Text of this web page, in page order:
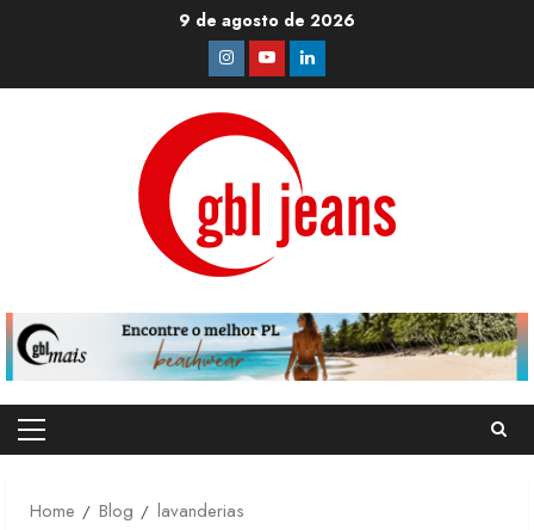
9 de agosto de 2026
Instagram
YoutubeLinkedin
Primary
Home
Blog lavanderias